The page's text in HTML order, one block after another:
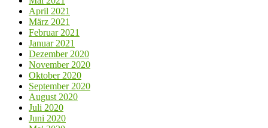
April 2021
März 2021
Februar 2021
Januar 2021
Dezember 2020
November 2020
Oktober 2020
September 2020
August 2020
Juli 2020
Juni 2020